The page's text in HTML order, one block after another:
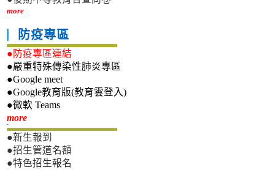
more
防疫專區
●防疫專區連結
●嚴重特殊傳染性肺炎專區
●Google meet
●Google教育版(教育雲登入)
●微軟 Teams
more新生專區
●新生報到
●招生管道名額
●特色招生報名